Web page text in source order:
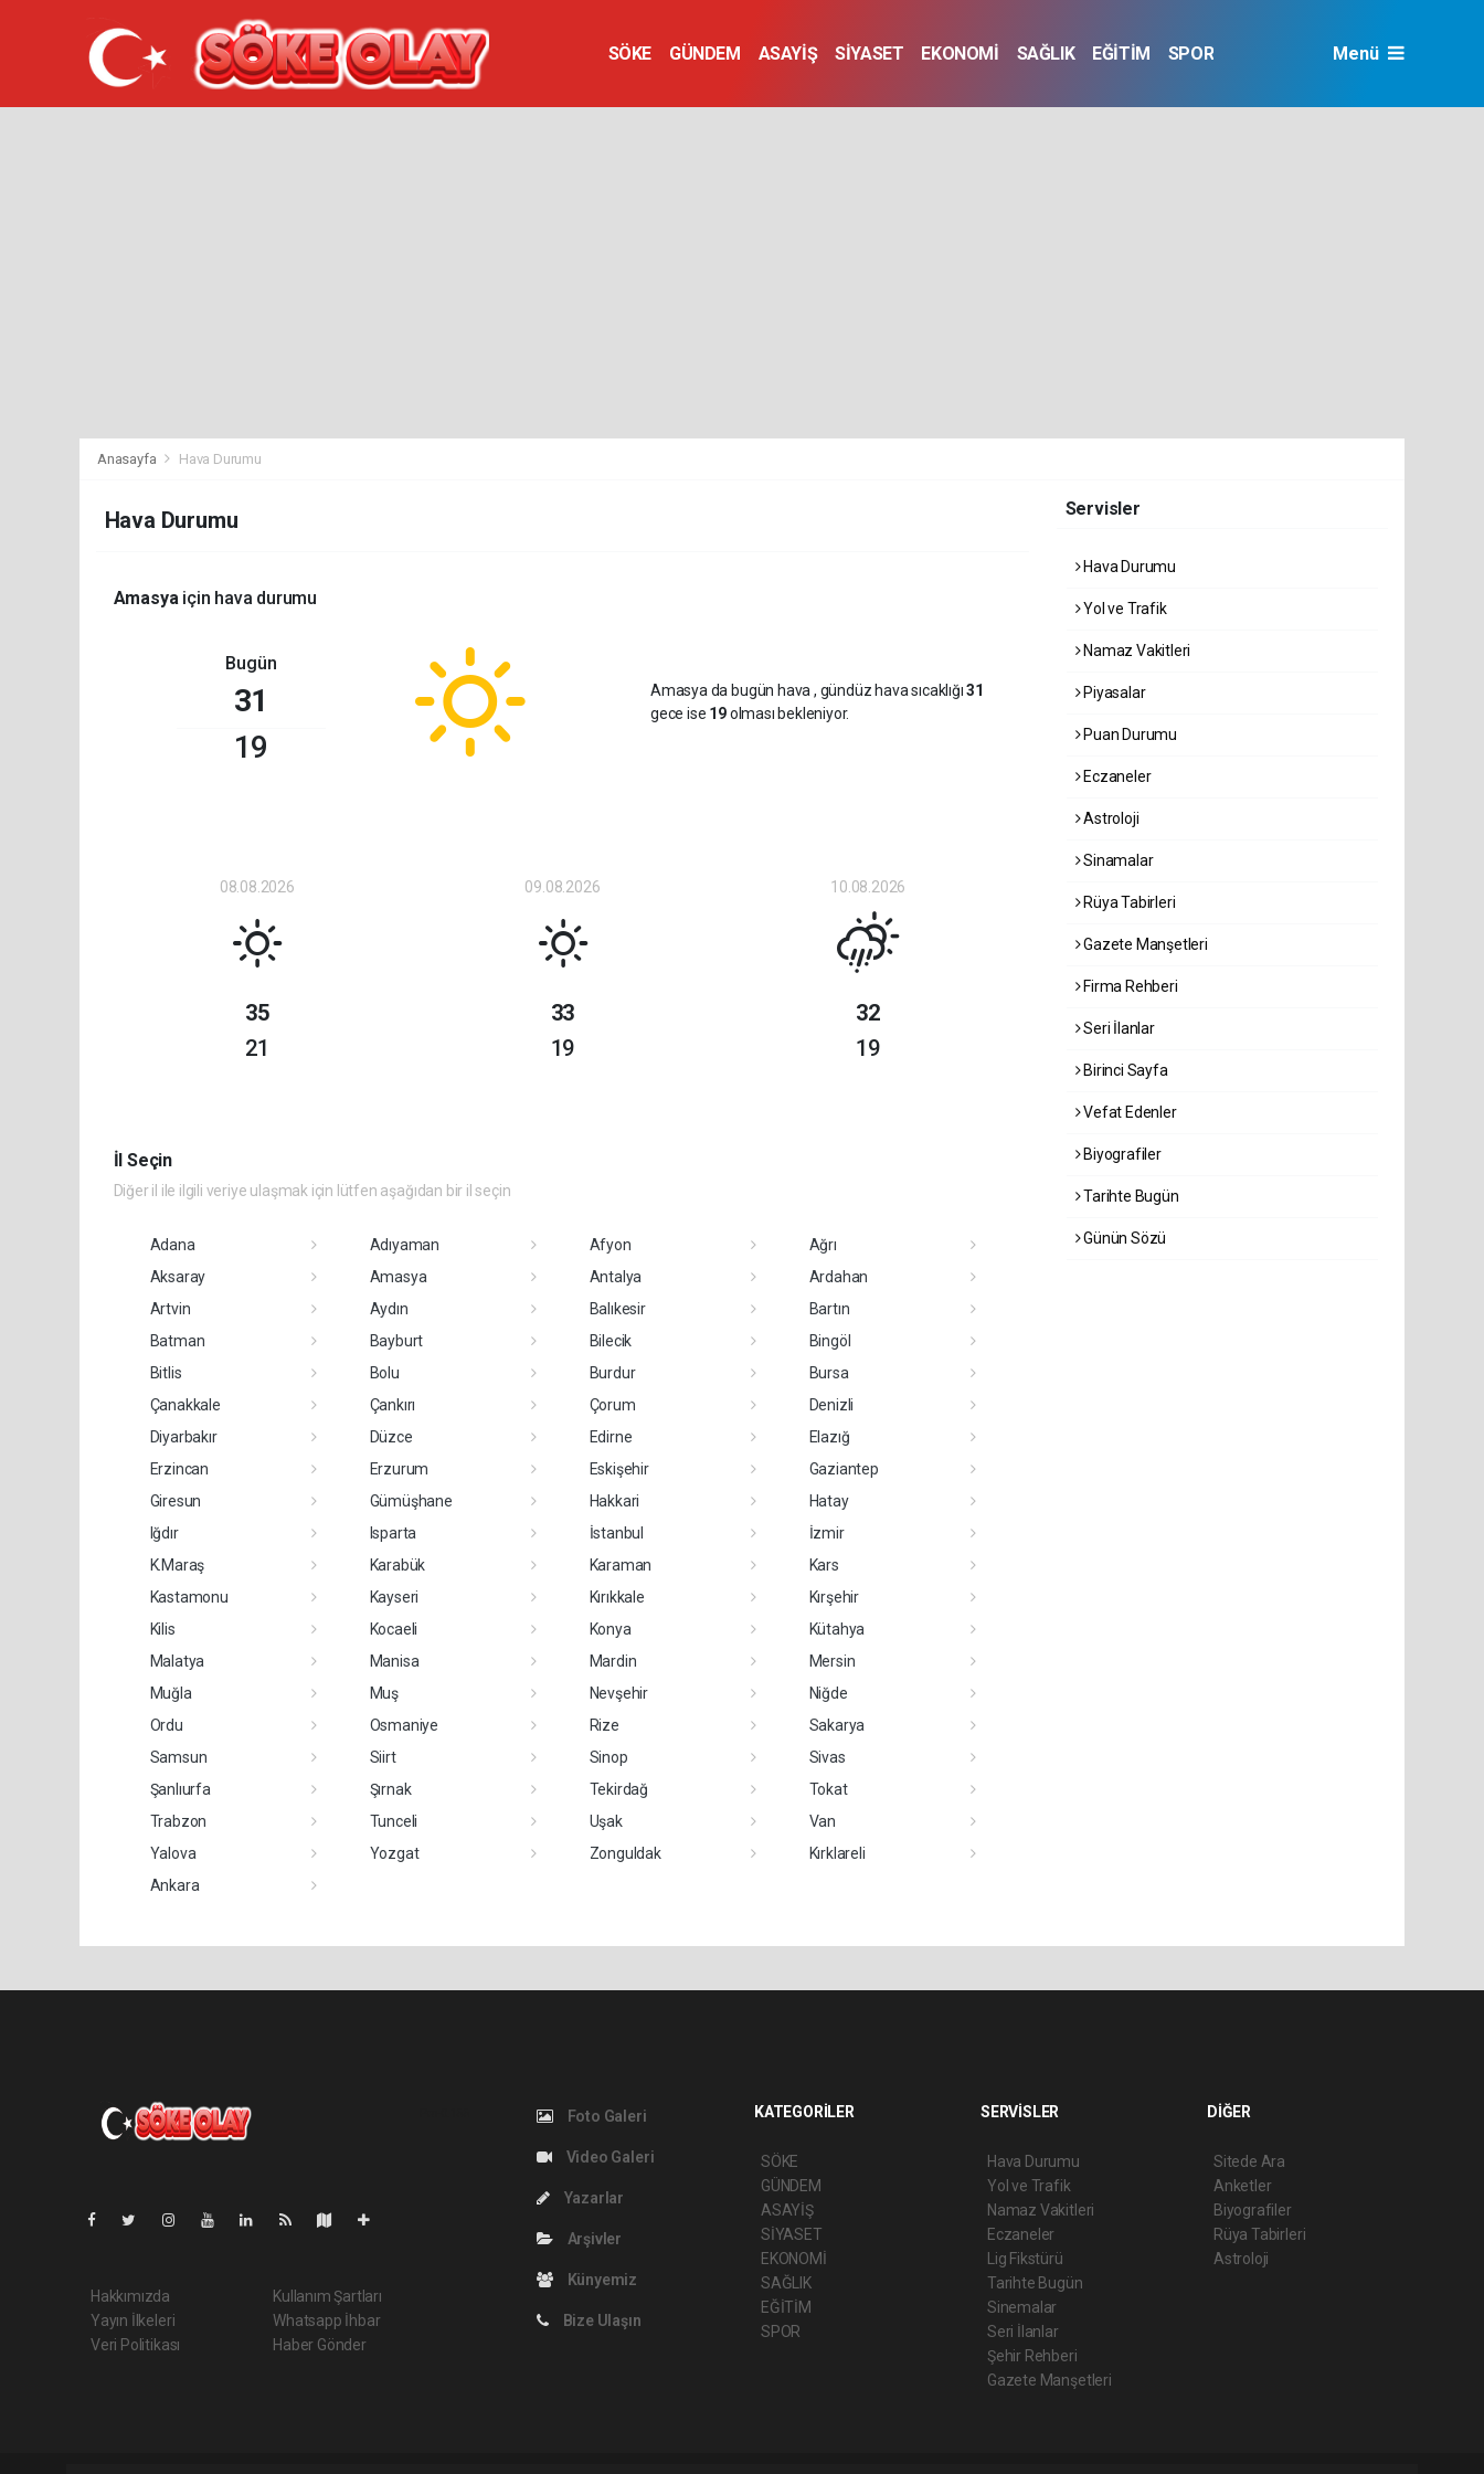
SÖKE GÜNDEM ASAYİŞ SİYASET EKONOMİ SAĞLIK EĞİTİM SPOR Menü
Anasayfa Hava Durumu
Hava Durumu
Amasyaiçin hava durumu
Bugün
31
19
Amasya da bugün hava , gündüz hava sıcaklığı31
gece ise 19olması bekleniyor.
08.08.2026
35
21
09.08.2026
33
19
10.08.2026
32
19
İl Seçin
Diğer il ile ilgili veriye ulaşmak için lütfen aşağıdan bir il seçin
Adana Adıyaman Afyon
Ağrı
Aksaray
Amasya Antalya
Ardahan
Artvin
Aydın Balıkesir
Bartın
Batman
Bayburt Bilecik
Bingöl
Bitlis
Bolu Burdur
Bursa
Çanakkale
Çankırı Çorum
Denizli
Diyarbakır
Düzce Edirne
Elazığ
Erzincan
Erzurum Eskişehir
Gaziantep
Giresun
Gümüşhane Hakkari
Hatay
Iğdır
Isparta İstanbul
İzmir
K.Maraş
Karabük Karaman
Kars
Kastamonu
Kayseri Kırıkkale
Kırşehir
Kilis
Kocaeli Konya
Kütahya
Malatya
Manisa Mardin
Mersin
Muğla
Muş Nevşehir
Niğde
Ordu
Osmaniye Rize
Sakarya
Samsun
Siirt Sinop
Sivas
Şanlıurfa
Şırnak Tekirdağ
Tokat
Trabzon
Tunceli Uşak
Van
Yalova
Yozgat Zonguldak
Kırklareli
Ankara
Servisler
Hava Durumu
Yol ve Trafik
Namaz Vakitleri
Piyasalar
Puan Durumu
Eczaneler
Astroloji
Sinamalar
Rüya Tabirleri
Gazete Manşetleri
Firma Rehberi
Seri İlanlar
Birinci Sayfa
Vefat Edenler
Biyografiler
Tarihte Bugün
Günün Sözü
Hakkımızda
Yayın İlkeleri
Veri Politikası
Kullanım Şartları
Whatsapp İhbar
Haber Gönder
Foto Galeri
Video Galeri
Yazarlar
Arşivler
Künyemiz
Bize Ulaşın
KATEGORİLER
SÖKE
GÜNDEM
ASAYİŞ
SİYASET
EKONOMİ
SAĞLIK
EĞİTİM
SPOR
SERVİSLER
Hava Durumu
Yol ve Trafik
Namaz Vakitleri
Eczaneler
Lig Fikstürü
Tarihte Bugün
Sinemalar
Seri İlanlar
Şehir Rehberi
Gazete Manşetleri
DİĞER
Sitede Ara
Anketler
Biyografiler
Rüya Tabirleri
Astroloji